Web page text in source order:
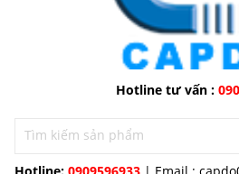
Hotline tư vấn :
Hotline: 0909596933 | Email :